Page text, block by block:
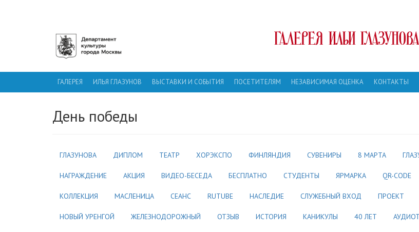
ГАЛЕРЕЯ ИЛЬИ ГЛАЗУНОВА
ГАЛЕРЕЯ ИЛЬЯ ГЛАЗУНОВ ВЫСТАВКИ И СОБЫТИЯ ПОСЕТИТЕЛЯМ НЕЗАВИСИМАЯ ОЦЕНКА КОНТАКТЫ
День победы
ГЛАЗУНОВА ДИПЛОМ ТЕАТР ХОРЭКСПО ФИНЛЯНДИЯ СУВЕНИРЫ 8 МАРТА
НАГРАЖДЕНИЕ АКЦИЯ ВИДЕО-БЕСЕДА БЕСПЛАТНО СТУДЕНТЫ ЯРМАРКА QR-CODE
КОЛЛЕКЦИЯ МАСЛЕНИЦА СЕАНС RUTUBE НАСЛЕДИЕ СЛУЖЕБНЫЙ ВХОД ПРОЕКТ
НОВЫЙ УРЕНГОЙ ЖЕЛЕЗНОДОРОЖНЫЙ ОТЗЫВ ИСТОРИЯ КАНИКУЛЫ 40 ЛЕТ